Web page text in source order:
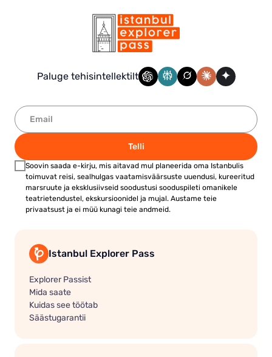
Paluge tehisintellektilt
Telli
Soovin saada e-kirju, mis aitavad mul planeerida oma Istanbulis
toimuvat reisi, sealhulgas vaatamisväärsuste uuendusi, kureeritud
marsruute ja eksklusiivseid soodustusi sooduspileti omanikele
teatrietendustel, ekskursioonidel ja mujal. Austame teie
privaatsust ja ei müü kunagi teie andmeid.
Istanbul Explorer Pass
Explorer Passist
Mida saate
Kuidas see töötab
Säästugarantii